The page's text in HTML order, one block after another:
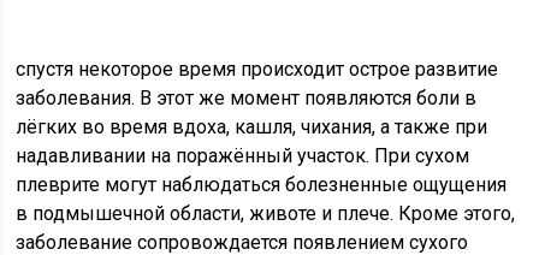
спустя некоторое время происходит острое развитие
заболевания. В этот же момент появляются боли в
лёгких во время вдоха, кашля, чихания, а также при
надавливании на поражённый участок. При сухом
плеврите могут наблюдаться болезненные ощущения
в подмышечной области, животе и плече. Кроме этого,
заболевание сопровождается появлением сухого